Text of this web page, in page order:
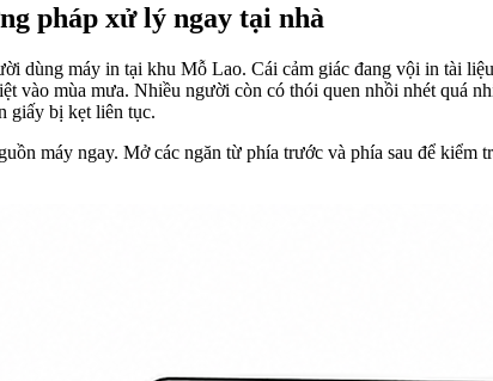
pháp xử lý ngay tại nhà
dùng máy in tại khu Mỗ Lao. Cái cảm giác đang vội in tài
vào mùa mưa. Nhiều người còn có thói quen nhồi nhét quá
giấy bị kẹt liên tục.
máy ngay. Mở các ngăn từ phía trước và phía sau để